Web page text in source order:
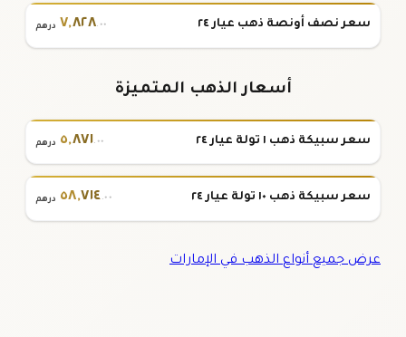
سعر نصف أونصة ذهب عيار ٢٤ ٧,٨٢٨.٠٠ درهم
أسعار الذهب المتميزة
سعر سبيكة ذهب ١ تولة عيار ٢٤ ٥,٨٧١.٠٠ درهم
سعر سبيكة ذهب ١٠ تولة عيار ٢٤ ٥٨,٧١٤.٠٠ درهم
عرض جميع أنواع الذهب في الإمارات